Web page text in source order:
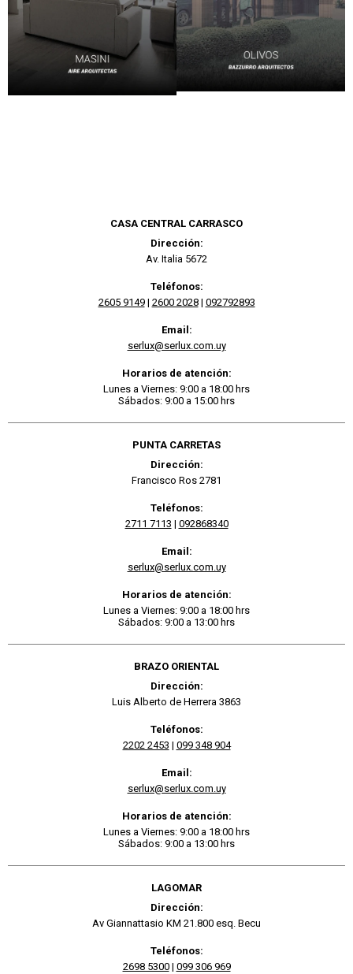
CASA CENTRAL CARRASCO
Dirección:
Av. Italia 5672
Teléfonos:
2605 9149| 2600 2028| 092792893
Email:
serlux@serlux.com.uy
Horarios de atención:
Lunes a Viernes: 9:00 a 18:00 hrs
Sábados: 9:00 a 15:00 hrs
PUNTA CARRETAS
Dirección:
Francisco Ros 2781
Teléfonos:
2711 7113 | 092868340
Email:
serlux@serlux.com.uy
Horarios de atención:
Lunes a Viernes: 9:00 a 18:00 hrs
Sábados: 9:00 a 13:00 hrs
BRAZO ORIENTAL
Dirección:
Luis Alberto de Herrera 3863
Teléfonos:
2202 2453 | 099 348 904
Email:
serlux@serlux.com.uy
Horarios de atención:
Lunes a Viernes: 9:00 a 18:00 hrs
Sábados: 9:00 a 13:00 hrs
LAGOMAR
Dirección:
Av Giannattasio KM 21.800 esq. Becu
Teléfonos:
2698 5300| 099 306 969